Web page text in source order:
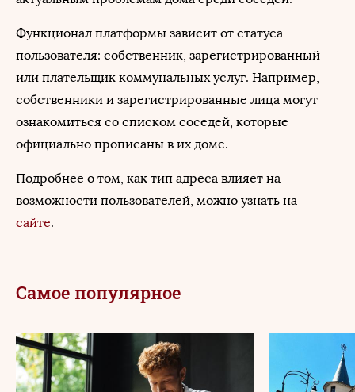
Функционал платформы зависит от статуса
пользователя: собственник, зарегистрированный
или плательщик коммунальных услуг. Например,
собственники и зарегистрированные лица могут
ознакомиться со списком соседей, которые
официально прописаны в их доме.
Подробнее о том, как тип адреса влияет на
возможности пользователей, можно узнать на
сайте.
Самое популярное